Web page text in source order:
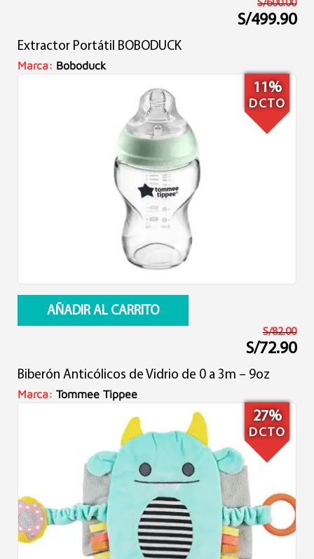
S/600.00
original
S/600.00.
S/499.90
actual
S/499.90.
Extractor Portátil BOBODUCK
Marca: Boboduck
11%
DCTO
AÑADIR AL CARRITO
S/82.00
original
S/82.00.
S/72.90
actual
S/72.90.
Biberón Anticólicos de Vidrio de 0 a 3m – 9oz
Marca: Tommee Tippee
27%
DCTO